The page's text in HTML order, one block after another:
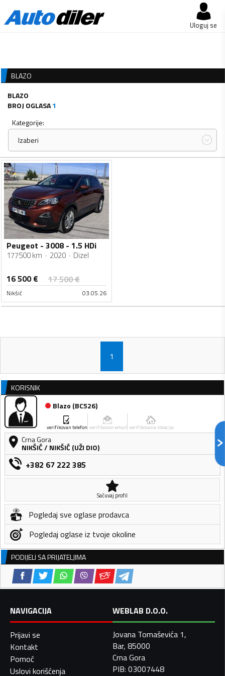
Uloguj se
BLAZO
BLAZO
BROJ OGLASA1
Kategorije:
Izaberi
Peugeot - 3008 - 1.5 HDi
177500 km 2020 Dizel
16 500€ 17 500€
Nikšić 03.05.26
1
KORISNIK
Blazo (BC526)
verifikovan telefon verifikovan email verifikovana lokacija
Crna Gora
NIKŠIĆ/ NIKŠIĆ (UŽI DIO)
+382 67 222 385
Sačuvaj profil
Pogledaj sve oglase prodavca
Pogledaj oglase iz tvoje okoline
PODIJELI SA PRIJATELJIMA
NAVIGACIJA
Prijavi se
Kontakt
Pomoć
Uslovi korišćenja
WEBLAB D.O.O.
Jovana Tomaševića 1,
Bar, 85000
Crna Gora
PIB: 03007448